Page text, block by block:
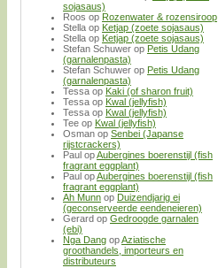
sojasaus)
Roos op Rozenwater & rozensiroop
Stella op Ketjap (zoete sojasaus)
Stella op Ketjap (zoete sojasaus)
Stefan Schuwer op Petis Udang
(garnalenpasta)
Stefan Schuwer op Petis Udang
(garnalenpasta)
Tessa op Kaki (of sharon fruit)
Tessa op Kwal (jellyfish)
Tessa op Kwal (jellyfish)
Tee op Kwal (jellyfish)
Osman op Senbei (Japanse
rijstcrackers)
Paul opAubergines boerenstijl (fish
fragrant eggplant)
Paul opAubergines boerenstijl (fish
fragrant eggplant)
Ah Munn op Duizendjarig ei
(geconserveerde eendeneieren)
Gerard op Gedroogde garnalen
(ebi)
Nga Dang opAziatische
groothandels, importeurs en
distributeurs